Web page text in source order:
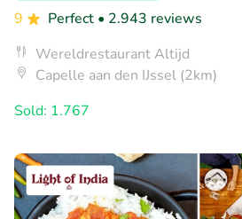
9
Perfect • 2.943 reviews
Wereldrestaurant Altijd
Capelle aan den IJssel (2km)
Sold: 1.767